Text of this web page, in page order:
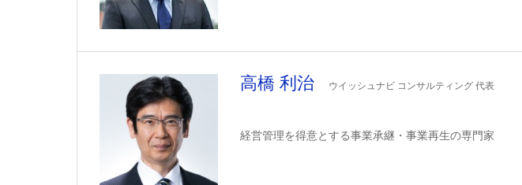
高橋 利治 ウイッシュナビ コンサルティング 代表
経営管理を得意とする事業承継・事業再生の専門家